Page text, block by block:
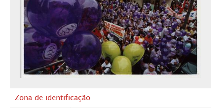
Zona de identificação